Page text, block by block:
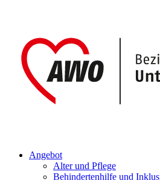
Angebot
Alter und Pflege
Behindertenhilfe und